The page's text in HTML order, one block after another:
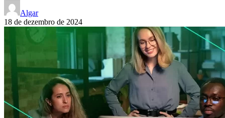
Algar
18 de dezembro de 2024